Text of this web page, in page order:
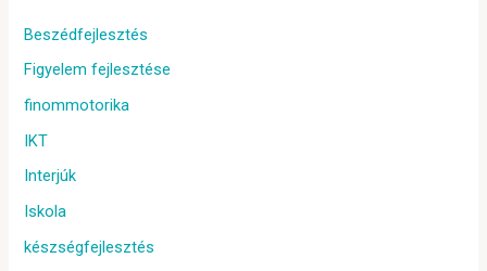
Beszédfejlesztés
Figyelem fejlesztése
finommotorika
IKT
Interjúk
Iskola
készségfejlesztés